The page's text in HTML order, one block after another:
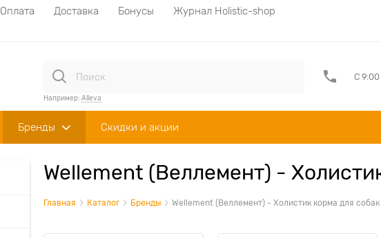
Оплата Доставка Бонусы
Журнал Holistic-shop
Например: Alleva
С 9:00
Бренды Скидки и акции
Wellement (Веллемент) -
Главная Каталог Бренды Wellement (Веллемент) - Холистик корма для